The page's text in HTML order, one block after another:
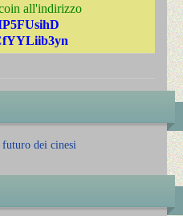
all'indirizzo
dei cinesi